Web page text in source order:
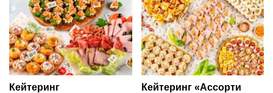
Кейтеринг
Кейтеринг «Ассорти